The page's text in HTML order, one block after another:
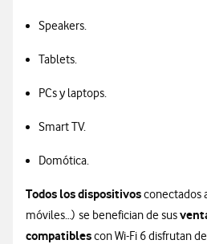
Speakers.
Tablets.
PCs y laptops.
Smart TV.
Domótica.
Todos los dispositivosconectados
móviles…) se benefician de sus
compatiblescon Wi-Fi 6 disfrutan